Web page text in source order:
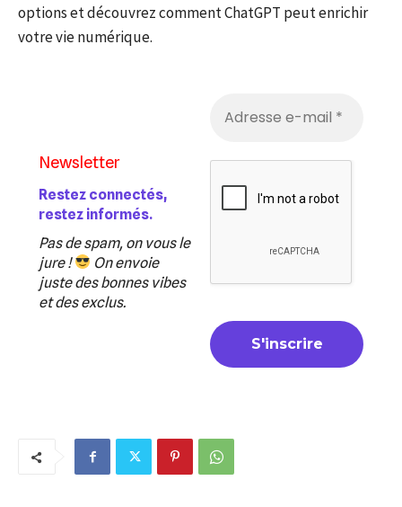
options et découvrez comment ChatGPT peut enrichir
votre vie numérique.
Newsletter
Restez connectés,
restez informés.
Pas de spam, on vous le
jure !
On envoie
juste des bonnes vibes
et des exclus.